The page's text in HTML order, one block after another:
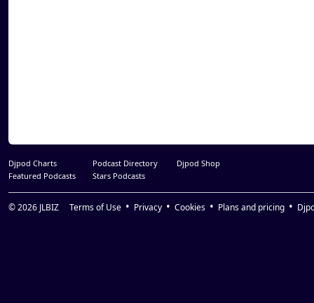
Djpod Charts Podcast Directory
Djpod Shop
Featured Podcasts
Stars Podcasts
© 2026 JLBIZ Terms of Use Privacy Cookies Plans and pricing